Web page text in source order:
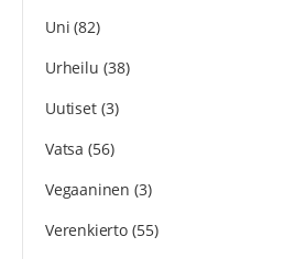
Uni (82)
Urheilu (38)
Uutiset(3)
Vatsa (56)
Vegaaninen (3)
Verenkierto(55)